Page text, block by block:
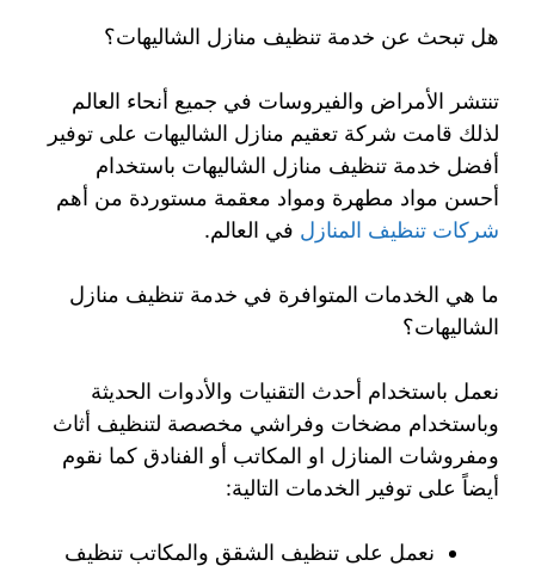
هل تبحث عن خدمة تنظيف منازل الشاليهات؟
تنتشر الأمراض والفيروسات في جميع أنحاء العالم
لذلك قامت شركة تعقيم منازل الشاليهات على توفير
أفضل خدمة تنظيف منازل الشاليهات باستخدام
أحسن مواد مطهرة ومواد معقمة مستوردة من أهم
شركات تنظيف المنازل في العالم.
ما هي الخدمات المتوافرة في خدمة تنظيف منازل
الشاليهات؟
نعمل باستخدام أحدث التقنيات والأدوات الحديثة
وباستخدام مضخات وفراشي مخصصة لتنظيف أثاث
ومفروشات المنازل او المكاتب أو الفنادق كما نقوم
أيضاً على توفير الخدمات التالية:
نعمل على تنظيف الشقق والمكاتب تنظيف